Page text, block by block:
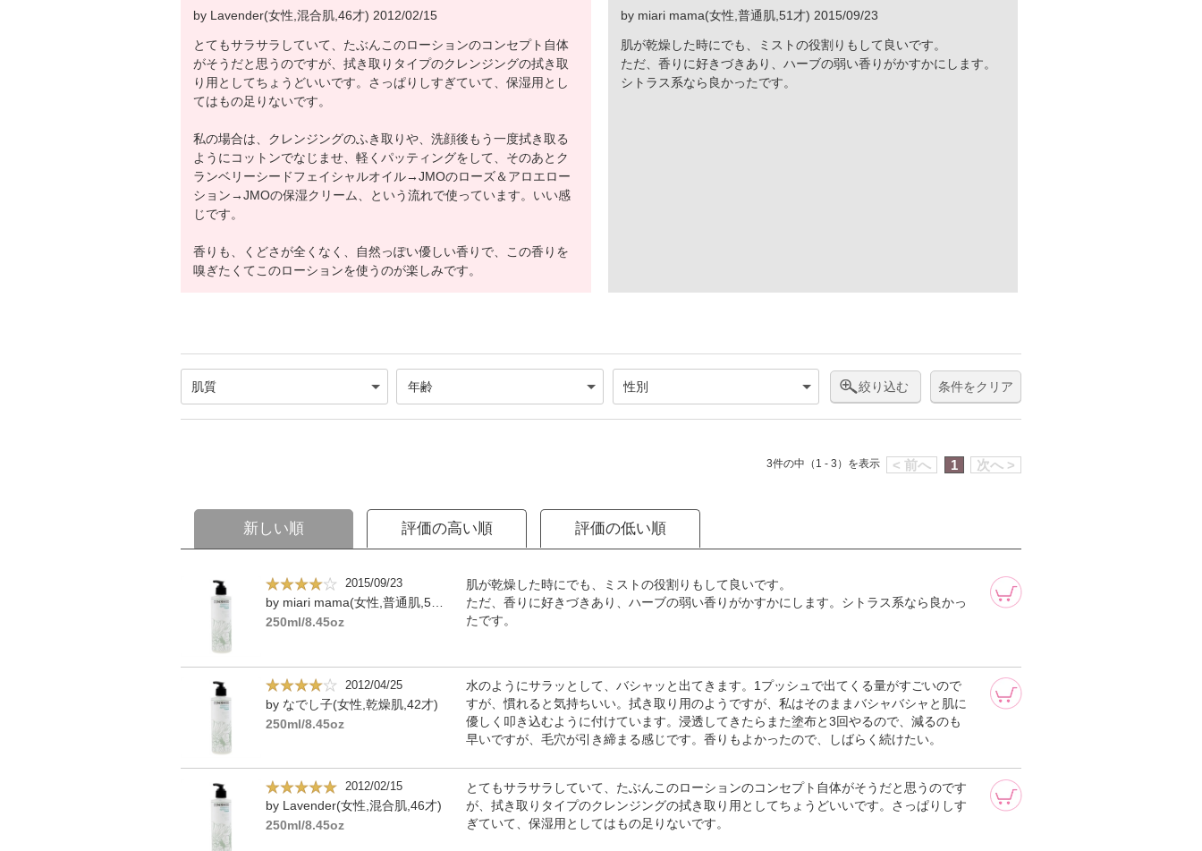
by Lavender(女性,混合肌,46才) 2012/02/15
とてもサラサラしていて、たぶんこのローションのコンセプト自体
がそうだと思うのですが、拭き取りタイプのクレンジングの拭き取
り用としてちょうどいいです。さっぱりしすぎていて、保湿用とし
てはもの足りないです。
私の場合は、クレンジングのふき取りや、洗顔後もう一度拭き取る
ようにコットンでなじませ、軽くパッティングをして、そのあとク
ランベリーシードフェイシャルオイル→JMOのローズ＆アロエロー
ション→JMOの保湿クリーム、という流れで使っています。いい感
じです。
香りも、くどさが全くなく、自然っぽい優しい香りで、この香りを
嗅ぎたくてこのローションを使うのが楽しみです。
by miari mama(女性,普通肌,51才) 2015/09/23
肌が乾燥した時にでも、ミストの役割りもして良いです。
ただ、香りに好きづきあり、ハーブの弱い香りがかすかにします。
シトラス系なら良かったです。
絞り込む 条件をクリア
< 前へ 1 次へ >
3件の中（1 - 3）を表示
新しい順 評価の高い順 評価の低い順
2015/09/23
by miari mama(女性,普通肌,51才)
250ml/8.45oz
肌が乾燥した時にでも、ミストの役割りもして良いです。
ただ、香りに好きづきあり、ハーブの弱い香りがかすかにします。シトラス系なら良かっ
たです。
2012/04/25
by なでし子(女性,乾燥肌,42才)
250ml/8.45oz
水のようにサラッとして、バシャッと出てきます。1プッシュで出てくる量がすごいので
すが、慣れると気持ちいい。拭き取り用のようですが、私はそのままバシャバシャと肌に
優しく叩き込むように付けています。浸透してきたらまた塗布と3回やるので、減るのも
早いですが、毛穴が引き締まる感じです。香りもよかったので、しばらく続けたい。
2012/02/15
by Lavender(女性,混合肌,46才)
250ml/8.45oz
とてもサラサラしていて、たぶんこのローションのコンセプト自体がそうだと思うのです
が、拭き取りタイプのクレンジングの拭き取り用としてちょうどいいです。さっぱりしす
ぎていて、保湿用としてはもの足りないです。